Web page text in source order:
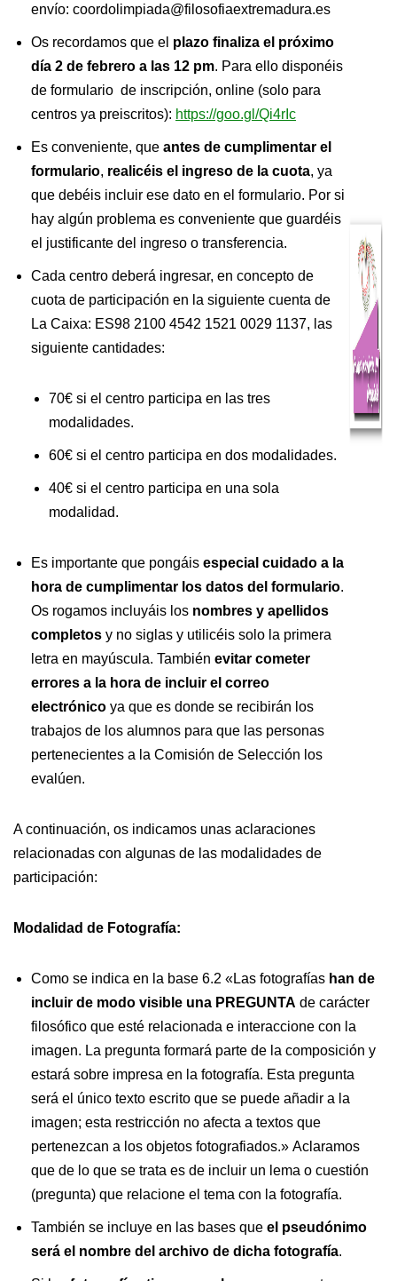
envío: coordolimpiada@filosofiaextremadura.es
Os recordamos que el plazo finaliza el próximo
día 2 de febrero a las 12 pm. Para ello disponéis
de formulario de inscripción, online (solo para
centros ya preiscritos): https://goo.gl/Qi4rIc
Es conveniente, que antes de cumplimentar el
formulario, realicéis el ingreso de la cuota, ya
que debéis incluir ese dato en el formulario. Por si
hay algún problema es conveniente que guardéis
el justificante del ingreso o transferencia.
Cada centro deberá ingresar, en concepto de
cuota de participación en la siguiente cuenta de
La Caixa: ES98 2100 4542 1521 0029 1137, las
siguiente cantidades:
70€ si el centro participa en las tres
modalidades.
60€ si el centro participa en dos modalidades.
40€ si el centro participa en una sola
modalidad.
Es importante que pongáis especial cuidado a la
hora de cumplimentar los datos del formulario.
Os rogamos incluyáis los nombres y apellidos
completos y no siglas y utilicéis solo la primera
letra en mayúscula. También evitar cometer
errores a la hora de incluir el correo
electrónico ya que es donde se recibirán los
trabajos de los alumnos para que las personas
pertenecientes a la Comisión de Selección los
evalúen.
A continuación, os indicamos unas aclaraciones
relacionadas con algunas de las modalidades de
participación:
Modalidad de Fotografía:
Como se indica en la base 6.2 «Las fotografías han de
incluir de modo visible una PREGUNTA de carácter
filosófico que esté relacionada e interaccione con la
imagen. La pregunta formará parte de la composición y
estará sobre impresa en la fotografía. Esta pregunta
será el único texto escrito que se puede añadir a la
imagen; esta restricción no afecta a textos que
pertenezcan a los objetos fotografiados.» Aclaramos
que de lo que se trata es de incluir un lema o cuestión
(pregunta) que relacione el tema con la fotografía.
También se incluye en las bases que el pseudónimo
será el nombre del archivo de dicha fotografía.